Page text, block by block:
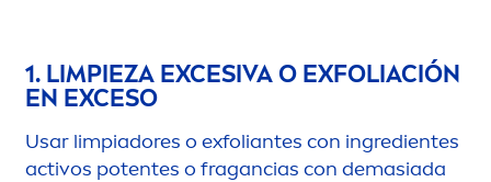
1. LIMPIEZA EXCESIVA O EXFOLIACIÓN
EN EXCESO
Usar limpiadores o exfoliantes con ingredientes
activos potentes o fragancias con demasiada